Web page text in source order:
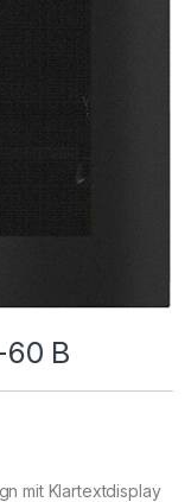
B
mit Klartextdisplay